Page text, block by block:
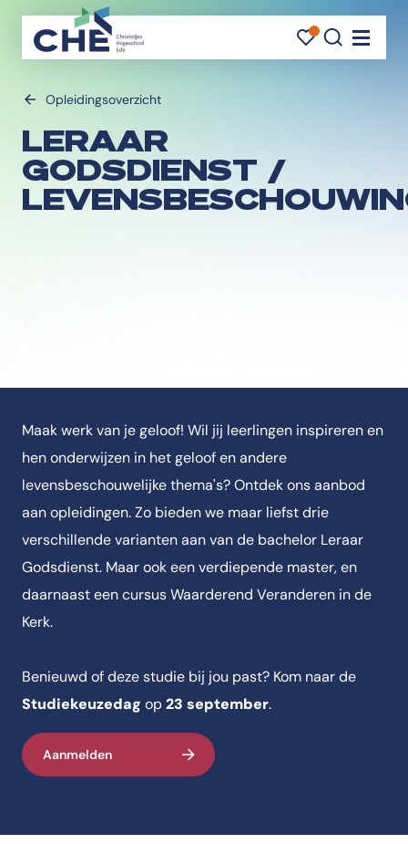
Opleidingsoverzicht
LERAAR
GODSDIENST /
Maak werk van je geloof! Wil jij leerlingen inspireren en
hen onderwijzen in het geloof en andere
levensbeschouwelijke thema's? Ontdek ons aanbod
aan opleidingen. Zo bieden we maar liefst drie
verschillende varianten aan van de bachelor Leraar
Godsdienst. Maar ook een verdiepende master, en
daarnaast een cursus Waarderend Veranderen in de
Kerk.
Benieuwd of deze studie bij jou past? Kom naar de
Studiekeuzedag op23 september.
Aanmelden